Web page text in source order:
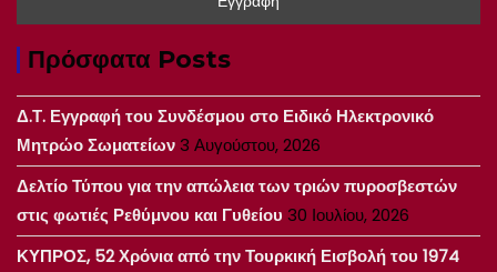
Πρόσφατα Posts
Δ.Τ. Εγγραφή του Συνδέσμου στο Ειδικό Ηλεκτρονικό
Μητρώο Σωματείων3 Αυγούστου, 2026
Δελτίο Τύπου για την απώλεια των τριών πυροσβεστών
στις φωτιές Ρεθύμνου και Γυθείου 30 Ιουλίου, 2026
ΚΥΠΡΟΣ, 52 Χρόνια από την Τουρκική Εισβολή του 1974